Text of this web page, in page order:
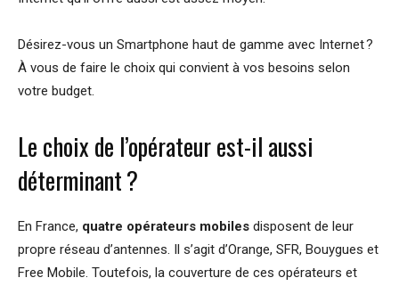
Désirez-vous un Smartphone haut de gamme avec Internet ?
À vous de faire le choix qui convient à vos besoins selon
votre budget.
Le choix de l’opérateur est-il aussi
déterminant ?
En France, quatre opérateurs mobiles disposent de leur
propre réseau d’antennes. Il s’agit d’Orange, SFR, Bouygues et
Free Mobile. Toutefois, la couverture de ces opérateurs et